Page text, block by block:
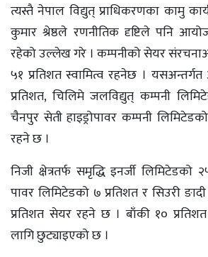
त्यस्तै नेपाल विद्युत् प्राधिकरणका कामु
कुमार श्रेष्ठले रणनीतिक दृष्टिले पनि
रहेको उल्लेख गरे । कम्पनीको सेयर
५१ प्रतिशत स्वामित्व रहनेछ ।
प्रतिशत, चिलिमे जलविद्युत् कम्पनी
चैनपुर सेती हाइड्रोपावर कम्पनी
रहने छ ।
निजी क्षेत्रतर्फ समृद्धि इनर्जी लिमिटेडको
पावर लिमिटेडको ७ प्रतिशत र सिउरी
प्रतिशत सेयर रहने छ । बाँकी १०
लागि छुट्याइएको छ ।